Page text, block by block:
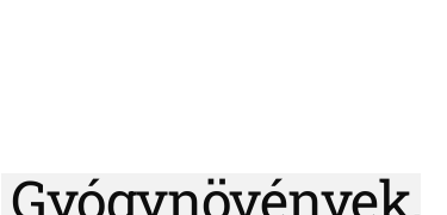
Gyógynövények,